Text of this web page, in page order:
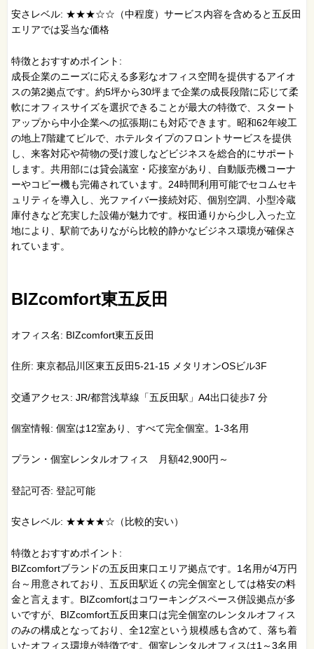
安さレベル: ★★★☆☆（中程度）サービス内容を含めると五反田
エリアでは妥当な価格
特徴とおすすめポイント:
成長企業のニーズに応える多彩なオフィス空間を提供するアイオ
スの第2拠点です。約5坪から30坪まで企業の成長段階に応じて柔
軟にオフィスサイズを選択できることが最大の特徴で、スタート
アップから中小企業への拡張期にも対応できます。昭和62年竣工
の地上7階建てビルで、ホテルタイプのフロントサービスを提供
し、来客対応や荷物の受け渡しなどビジネスを総合的にサポート
します。共用部には貸会議室・応接室があり、自動販売機コーナ
ーやコピー機も完備されています。24時間利用可能でセコムセキ
ュリティを導入し、光ファイバー接続対応、個別空調、小型冷蔵
庫付きなど充実した設備が魅力です。桜田通りから少し入った立
地により、駅前でありながら比較的静かなビジネス環境が確保さ
れています。
BIZcomfort東五反田
オフィス名: BIZcomfort東五反田
住所: 東京都品川区東五反田5-21-15 メタリオンOSビル3F
交通アクセス: JR/都営浅草線「五反田駅」A4出口徒歩7 分
個室情報: 個室は12室あり、すべて完全個室。1-3名用
プラン・個室レンタルオフィス 月額42,900円～
登記可否: 登記可能
安さレベル: ★★★★☆（比較的安い）
特徴とおすすめポイント:
BIZcomfortブランドの五反田東口エリア拠点です。1名用が4万円
台～用意されており、五反田駅近くの完全個室としては格安の料
金と言えます。BIZcomfortはコワーキングスペース併設拠点が多
いですが、BIZcomfort五反田東口は完全個室のレンタルオフィス
のみの構成となっており、全12室という規模感も含めて、落ち着
いたオフィス環境が特徴です。個室レンタルオフィスは1～3名用